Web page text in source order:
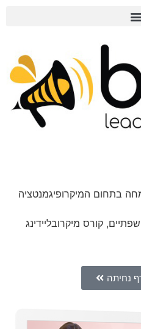
בתחום המיקרופיגמנטציה
קורס מיקרובליידינג
נחיתה